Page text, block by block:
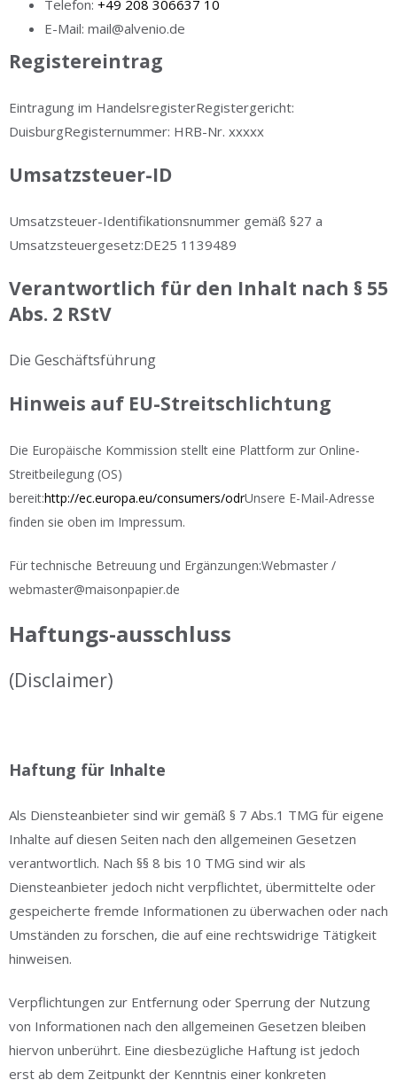
Telefon: +49 208 306637 10
E-Mail: mail@alvenio.de
Registereintrag
Eintragung im HandelsregisterRegistergericht:
DuisburgRegisternummer: HRB-Nr. xxxxx
Umsatzsteuer-ID
Umsatzsteuer-Identifikationsnummer gemäß §27 a
Umsatzsteuergesetz:DE25 1139489
Verantwortlich für den Inhalt nach § 55
Abs. 2 RStV
Die Geschäftsführung
Hinweis auf EU-Streitschlichtung
Die Europäische Kommission stellt eine Plattform zur Online-
Streitbeilegung (OS)
bereit:http://ec.europa.eu/consumers/odrUnsere E-Mail-Adresse
finden sie oben im Impressum.
Für technische Betreuung und Ergänzungen:Webmaster /
webmaster@maisonpapier.de
Haftungs-ausschluss
(Disclaimer)
Haftung für Inhalte
Als Diensteanbieter sind wir gemäß § 7 Abs.1 TMG für eigene
Inhalte auf diesen Seiten nach den allgemeinen Gesetzen
verantwortlich. Nach §§ 8 bis 10 TMG sind wir als
Diensteanbieter jedoch nicht verpflichtet, übermittelte oder
gespeicherte fremde Informationen zu überwachen oder nach
Umständen zu forschen, die auf eine rechtswidrige Tätigkeit
hinweisen.
Verpflichtungen zur Entfernung oder Sperrung der Nutzung
von Informationen nach den allgemeinen Gesetzen bleiben
hiervon unberührt. Eine diesbezügliche Haftung ist jedoch
erst ab dem Zeitpunkt der Kenntnis einer konkreten